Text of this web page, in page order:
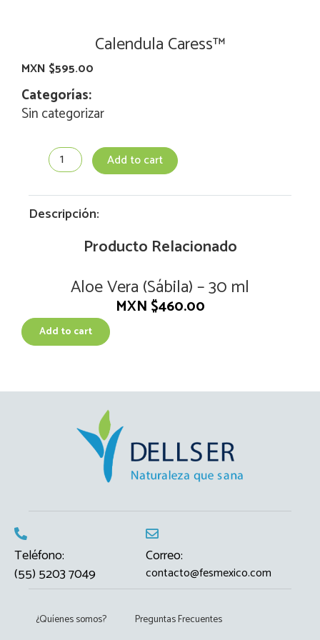
Calendula Caress™
MXN $595.00
Categorías:
Sin categorizar
Calendula
Caress™
Add to cart
Descripción:
Producto Relacionado
Aloe Vera (Sábila) – 30 ml
MXN $460.00
Add to cart
Teléfono:
(55) 5203 7049
Correo:
contacto@fesmexico.com
¿Quíenes somos? Preguntas Frecuentes